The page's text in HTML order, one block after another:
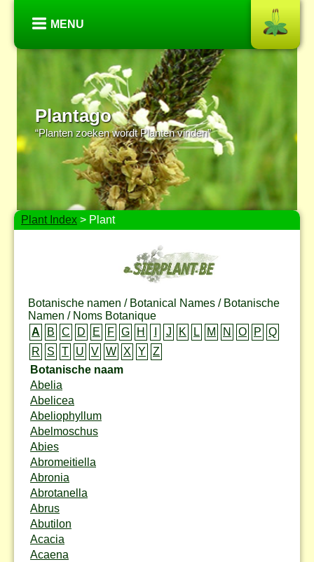
MENU
Plantago
“Planten zoeken wordt Planten vinden”
Plant Index > Plant
Botanische namen / Botanical Names / Botanische
Namen / Noms Botanique
A
B C D E F G H J K L M N O P
Q
R
S T U V W X Y
Z
Botanische naam
Abelia
Abelicea
Abeliophyllum
Abelmoschus
Abies
Abromeitiella
Abronia
Abrotanella
Abrus
Abutilon
Acacia
Acaena